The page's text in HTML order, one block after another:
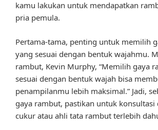
kamu lakukan untuk mendapatkan
pria pemula.
Pertama-tama, penting untuk memilih
yang sesuai dengan bentuk wajahmu.
rambut, Kevin Murphy, “Memilih gaya
sesuai dengan bentuk wajah bisa
penampilanmu lebih maksimal.” Jadi,
gaya rambut, pastikan untuk konsultasi
cukur atau ahli tata rambut terlebih